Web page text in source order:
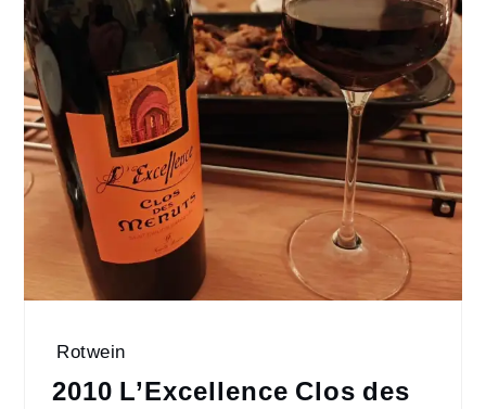
Rotwein
2010 L’Excellence Clos des